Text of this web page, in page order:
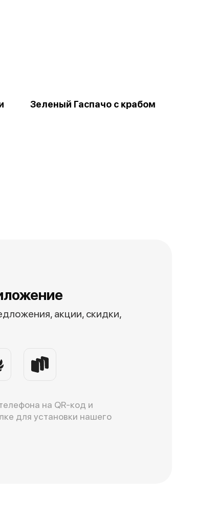
Зеленый Гаспачо с крабом
акции, скидки,
на QR-код и
для установки нашего